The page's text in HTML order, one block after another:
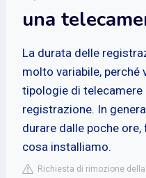
una
La durata delle
molto variabile, perché
tipologie di telecamere
registrazione. In
durare dalle poche
cosa installiamo.
Richiesta di rimozione